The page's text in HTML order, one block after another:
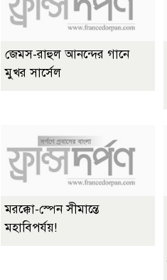
জেমস-রাহুল আনন্দের গানে
মুখর সার্সেল
মরক্কো-স্পেন সীমান্তে
মহাবিপর্যয়!